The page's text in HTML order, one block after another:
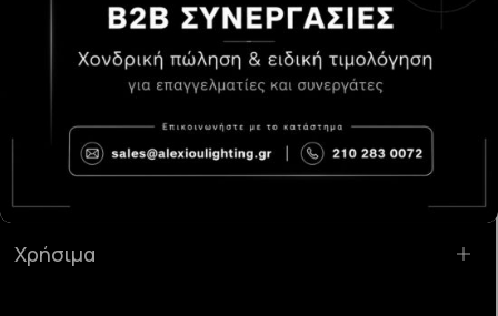
Κατάστημα Χαλάνδρι:Σαρανταπόρου 55, 15232, Χαλάνδρι
sales@alexioulighting.gr
210 283 0072
6983123181
Χρήσιμα